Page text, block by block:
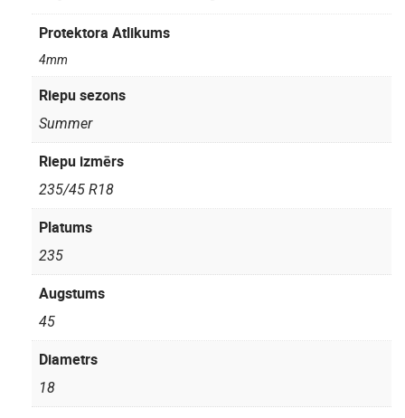
Protektora Atlikums
4mm
Riepu sezons
Summer
Riepu izmērs
235/45 R18
Platums
235
Augstums
45
Diametrs
18